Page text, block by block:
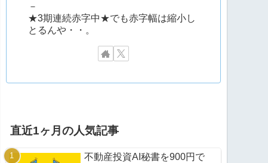
－
★3期連続赤字中★でも赤字幅は縮小し
とるんや・・。
直近1ヶ月の人気記事
不動産投資AI秘書を900円で